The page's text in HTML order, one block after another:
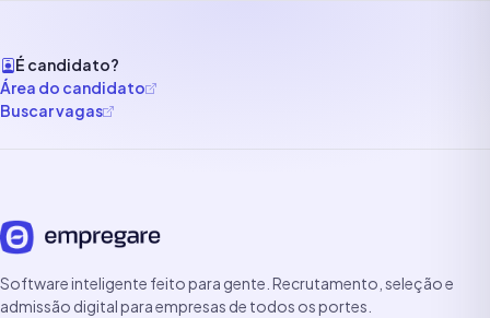
É candidato?
Área do candidato
Buscar vagas
Software inteligente feito para gente. Recrutamento, seleção e
admissão digital para empresas de todos os portes.